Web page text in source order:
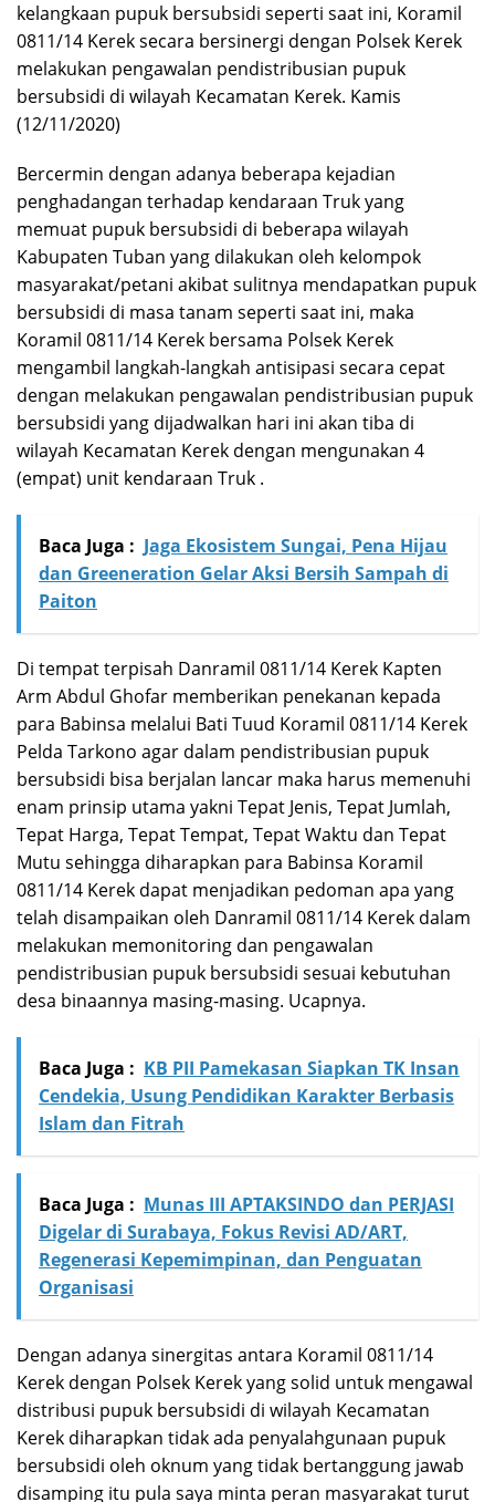
kelangkaan pupuk bersubsidi seperti saat ini, Koramil
0811/14 Kerek secara bersinergi dengan Polsek Kerek
melakukan pengawalan pendistribusian pupuk
bersubsidi di wilayah Kecamatan Kerek. Kamis
(12/11/2020)
Bercermin dengan adanya beberapa kejadian
penghadangan terhadap kendaraan Truk yang
memuat pupuk bersubsidi di beberapa wilayah
Kabupaten Tuban yang dilakukan oleh kelompok
masyarakat/petani akibat sulitnya mendapatkan pupuk
bersubsidi di masa tanam seperti saat ini, maka
Koramil 0811/14 Kerek bersama Polsek Kerek
mengambil langkah-langkah antisipasi secara cepat
dengan melakukan pengawalan pendistribusian pupuk
bersubsidi yang dijadwalkan hari ini akan tiba di
wilayah Kecamatan Kerek dengan mengunakan 4
(empat) unit kendaraan Truk .
Baca Juga : Jaga Ekosistem Sungai, Pena Hijau
dan Greeneration Gelar Aksi Bersih Sampah di
Paiton
Di tempat terpisah Danramil 0811/14 Kerek Kapten
Arm Abdul Ghofar memberikan penekanan kepada
para Babinsa melalui Bati Tuud Koramil 0811/14 Kerek
Pelda Tarkono agar dalam pendistribusian pupuk
bersubsidi bisa berjalan lancar maka harus memenuhi
enam prinsip utama yakni Tepat Jenis, Tepat Jumlah,
Tepat Harga, Tepat Tempat, Tepat Waktu dan Tepat
Mutu sehingga diharapkan para Babinsa Koramil
0811/14 Kerek dapat menjadikan pedoman apa yang
telah disampaikan oleh Danramil 0811/14 Kerek dalam
melakukan memonitoring dan pengawalan
pendistribusian pupuk bersubsidi sesuai kebutuhan
desa binaannya masing-masing. Ucapnya.
Baca Juga : KB PII Pamekasan Siapkan TK Insan
Cendekia, Usung Pendidikan Karakter Berbasis
Islam dan Fitrah
Baca Juga : Munas III APTAKSINDO dan PERJASI
Digelar di Surabaya, Fokus Revisi AD/ART,
Regenerasi Kepemimpinan, dan Penguatan
Organisasi
Dengan adanya sinergitas antara Koramil 0811/14
Kerek dengan Polsek Kerek yang solid untuk mengawal
distribusi pupuk bersubsidi di wilayah Kecamatan
Kerek diharapkan tidak ada penyalahgunaan pupuk
bersubsidi oleh oknum yang tidak bertanggung jawab
disamping itu pula saya minta peran masyarakat turut